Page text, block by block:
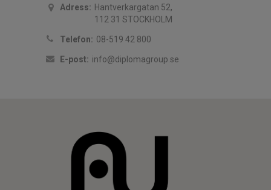
Adress: Hantverkargatan 52,
112 31 STOCKHOLM
Telefon: 08-519 42 800
E-post: info@diplomagroup.se